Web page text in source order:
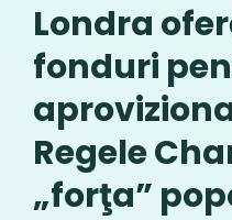
Londra
fonduri
Regele
„forţa”